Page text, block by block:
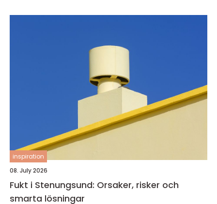
inspiration
08. July 2026
Fukt i Stenungsund: Orsaker, risker och
smarta lösningar